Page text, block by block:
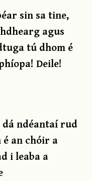
sin sa tine,
agus
tú dhom é
Deile!
dá ndéantaí rud
an chóir a
i leaba a